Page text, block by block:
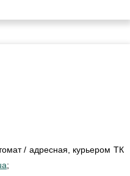
/ адресная, курьером ТК
;